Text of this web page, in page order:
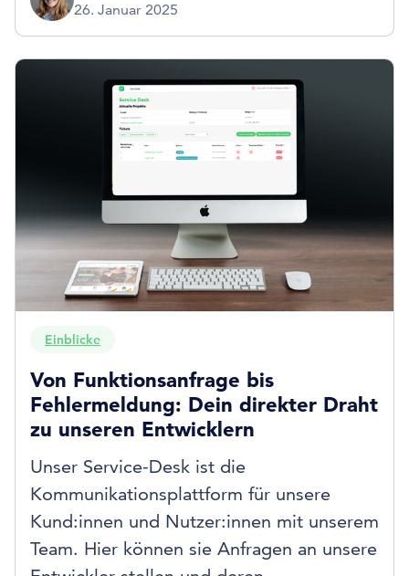
26. Januar 2025
Einblicke
Von Funktionsanfrage bis
Fehlermeldung: Dein direkter Draht
zu unseren Entwicklern
Unser Service-Desk ist die
Kommunikationsplattform für unsere
Kund:innen und Nutzer:innen mit unserem
Team. Hier können sie Anfragen an unsere